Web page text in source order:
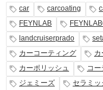
car carcoating
FEYNLAB
landcruiserprado
カーコーティング
カ
カーポリッシュ
コ
ジェミーズ
セラミッ